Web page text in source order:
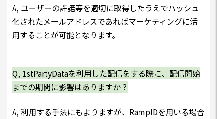
A, ユーザーの許諾等を適切に取得したうえでハッシュ
化されたメールアドレスであればマーケティングに活
用することが可能となります。
Q, 1stPartyDataを利用した配信をする際に、配信開始
までの期間に影響はありますか？
A, 利用する手法にもよりますが、RampIDを用いる場合